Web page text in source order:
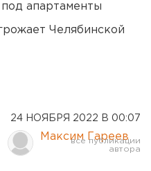
апартаменты
Челябинской
24 НОЯБРЯ 2022 В 00:07
Максим Гареев